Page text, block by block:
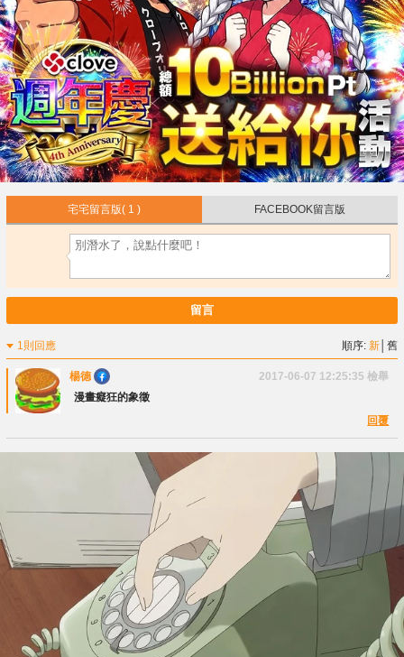
宅宅留言版( 1 ) FACEBOOK留言版
留言
1則回應 順序:新 │舊
楊德 2017-06-07 12:25:35 檢舉
漫畫癡狂的象徵
回覆